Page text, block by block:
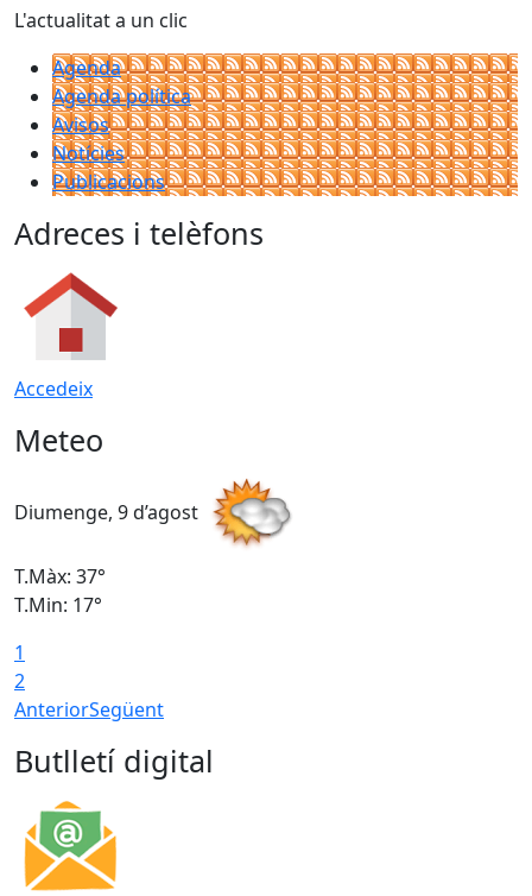
L'actualitat a un clic
Agenda
Agenda política
Avisos
Notícies
Publicacions
Adreces i telèfons
Accedeix
Meteo
Diumenge, 9 d’agost
T.Màx: 37°
T.Min: 17°
1
2
AnteriorSegüent
Butlletí digital